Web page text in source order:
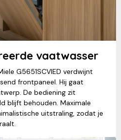
vaatwasser
G5651SCVIED verdwijnt
frontpaneel. Hij gaat
De bediening zit
blijft behouden. Maximale
uitstraling, zodat je